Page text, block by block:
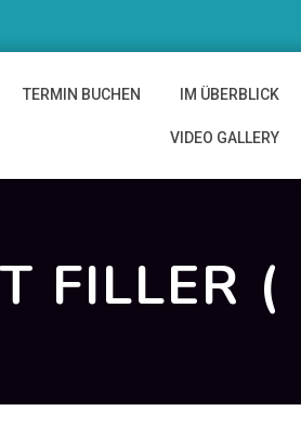
TERMIN BUCHEN IM ÜBERBLICK
VIDEO GALLERY
FILLER (